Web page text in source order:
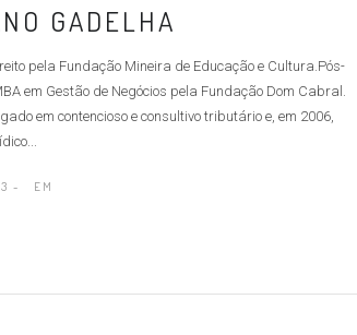
GADELHA
pela Fundação Mineira de Educação e Cultura.Pós-
em Gestão de Negócios pela Fundação Dom Cabral.
em contencioso e consultivo tributário e, em 2006,
- EM